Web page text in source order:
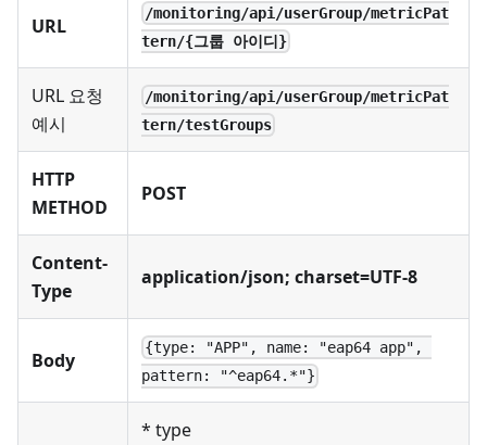
URL
/monitoring/api/userGroup/metricPat
tern/{그룹 아이디}
URL 요청
예시
/monitoring/api/userGroup/metricPat
tern/testGroups
HTTP
METHOD
POST
Content-
Type
application/json; charset=UTF-8
Body
{type: "APP", name: "eap64 app",
pattern: "^eap64.*"}
* type